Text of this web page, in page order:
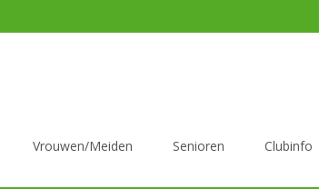
Vrouwen/Meiden Senioren Clubinfo